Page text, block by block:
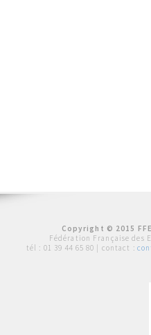
Copyright © 2015
Fédération Française des
tél : 01 39 44 65 80 | contact :